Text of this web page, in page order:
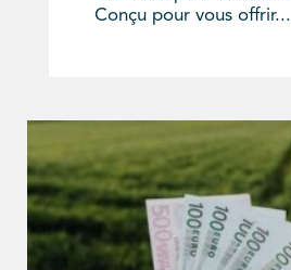
Conçu pour vous offrir...